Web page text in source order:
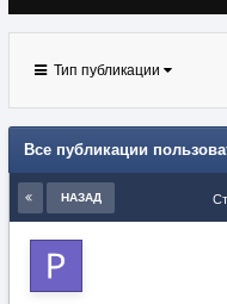
Тип публикации
Все публикации
НАЗАД